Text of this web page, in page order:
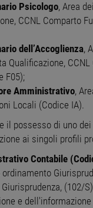
Psicologo, Area
CCNL Comparto
dell’Accoglienza,
Qualificazione,
F05);
Amministrativo,
Locali (Codice IA).
il possesso di uno
ai singoli profili
Contabile
(102/
e